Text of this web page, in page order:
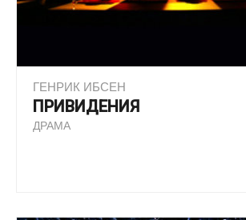
ГЕНРИК ИБСЕН
ПРИВИДЕНИЯ
ДРАМА